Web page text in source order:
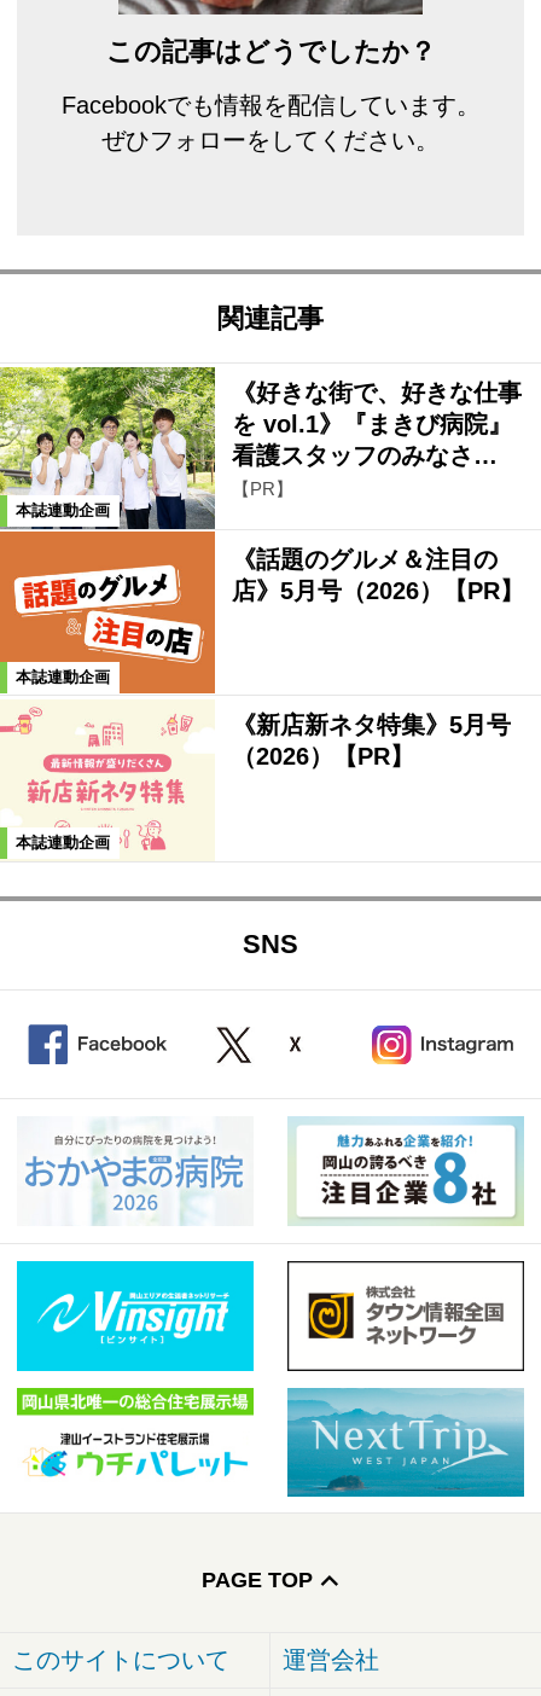
この記事はどうでしたか？
Facebookでも情報を配信しています。
ぜひフォローをしてください。
関連記事
本誌連動企画
《好きな街で、好きな仕事
を vol.1》『まきび病院』
看護スタッフのみなさ…
【PR】
本誌連動企画
《話題のグルメ＆注目の
店》5月号（2026）【PR】
本誌連動企画
《新店新ネタ特集》5月号
（2026）【PR】
SNS
PAGE TOP
このサイトについて 運営会社